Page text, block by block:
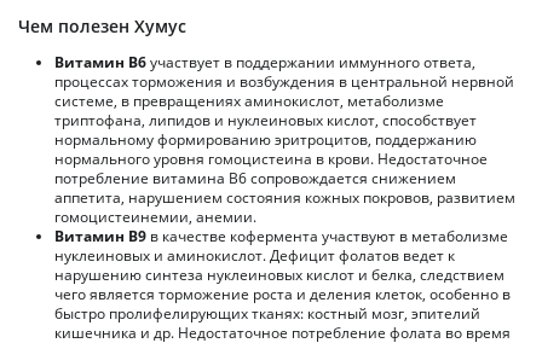
Чем полезен Хумус
Витамин В6участвует в поддержании иммунного ответа,
процессах торможения и возбуждения в центральной нервной
системе, в превращениях аминокислот, метаболизме
триптофана, липидов и нуклеиновых кислот, способствует
нормальному формированию эритроцитов, поддержанию
нормального уровня гомоцистеина в крови. Недостаточное
потребление витамина В6 сопровождается снижением
аппетита, нарушением состояния кожных покровов, развитием
гомоцистеинемии, анемии.
Витамин В9 в качестве кофермента участвуют в метаболизме
нуклеиновых и аминокислот. Дефицит фолатов ведет к
нарушению синтеза нуклеиновых кислот и белка, следствием
чего является торможение роста и деления клеток, особенно в
быстро пролифелирующих тканях: костный мозг, эпителий
кишечника и др. Недостаточное потребление фолата во время